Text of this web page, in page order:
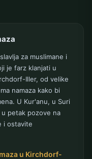
za muslimane i
je farz klanjati u
Iller, od velike
namaza kako bi
U Kur'anu, u Suri
u petak pozove na
i ostavite
u Kirchdorf-